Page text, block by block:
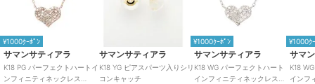
¥1000ｸｰﾎﾟﾝ
サマンサティアラ
K18 PG パーフェクトハートイ
ンフィニティネックレス
サマンサティアラ
K18 YG ピアスパーツ入りシリ
コンキャッチ
¥1000ｸｰﾎﾟﾝ
サマンサティアラ
K18 WG パーフェクトハート
インフィニティネックレス
¥1000ｸ
サマ
K18
インフ